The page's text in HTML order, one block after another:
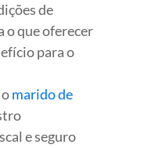
de
o que oferecer
para o
marido de
e seguro